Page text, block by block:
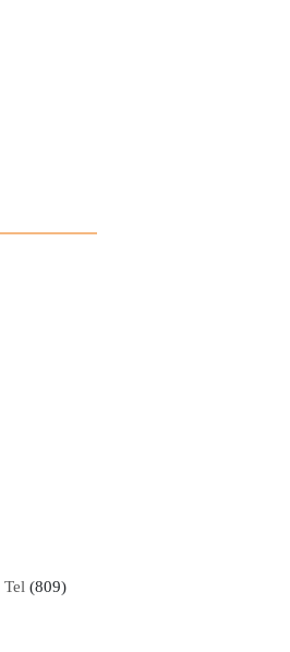
Tel (809)